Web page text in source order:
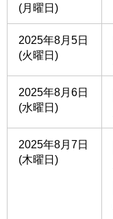
(月曜日)
2025年8月5日
(火曜日)
2025年8月6日
(水曜日)
2025年8月7日
(木曜日)